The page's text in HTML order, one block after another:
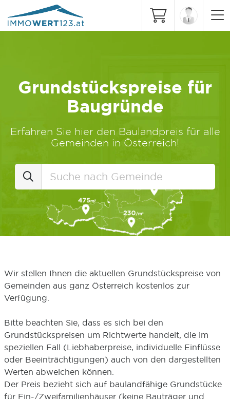
Grundstückspreise für
Baugründe
Erfahren Sie hier den Baulandpreis für alle
Gemeinden in Österreich!
Wir stellen Ihnen die aktuellen Grundstückspreise von
Gemeinden aus ganz Österreich kostenlos zur
Verfügung.
Bitte beachten Sie, dass es sich bei den
Grundstückspreisen um Richtwerte handelt, die im
speziellen Fall (Liebhaberpreise, individuelle Einflüsse
oder Beeinträchtigungen) auch von den dargestellten
Werten abweichen können.
Der Preis bezieht sich auf baulandfähige Grundstücke
für Ein-/Zweifamilienhäuser (keine Bauträger und